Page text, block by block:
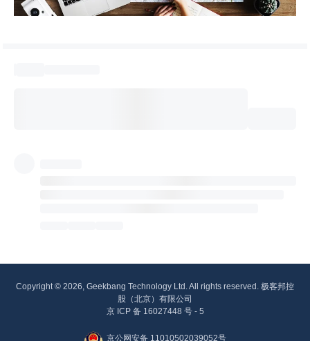
Copyright © 2026, Geekbang Technology Ltd. All rights reserved. 极客邦控
股（北京）有限公司
京 ICP 备 16027448 号 - 5
京公网安备 11010502039052号